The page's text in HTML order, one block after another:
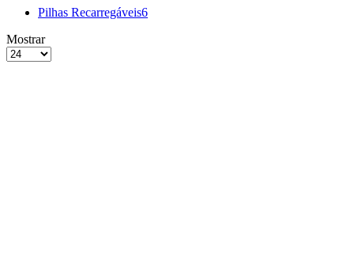
Pilhas Recarregáveis6
grelha
de
Lista
Mostrar
Produtos